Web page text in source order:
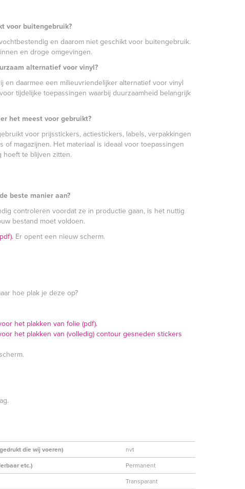
voor buitengebruik?
en daarom niet geschikt voor buitengebruik.
en droge omgevingen.
alternatief voor vinyl?
en daarmee een milieuvriendelijker alternatief voor vinyl
tijdelijke toepassingen waarbij duurzaamheid belangrijk
het meest voor gebruikt?
voor prijsstickers, actiestickers, labels, verpakkingen
magazijnen. Het materiaal is ideaal voor toepassingen
hoeft te blijven zitten.
beste manier aan?
controleren voordat ze in productie gaan, is het nuttig
bestand moet voldoen.
Er opent een nieuw scherm.
hoe plak je deze op?
het plakken van folie (pdf).
het plakken van (volledig) contour gesneden stickers
die wij voeren)
nvt
etc.)
Permanent
Transparant